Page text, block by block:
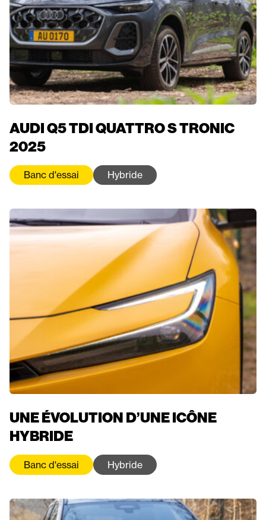
AUDI Q5 TDI QUATTRO S TRONIC
2025
Banc d'essai Hybride
UNE ÉVOLUTION D’UNE ICÔNE
HYBRIDE
Banc d'essai Hybride